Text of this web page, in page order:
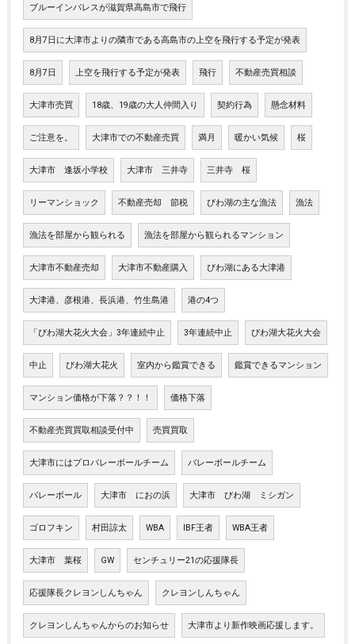
ブルーインパレスが滋賀県高島市で飛行
8月7日に大津市よりの隣市である高島市の上空を飛行する予定が発表
8月7日 上空を飛行する予定が発表 飛行 不動産売買相談
大津市売買 18歳、19歳の大人仲間入り 契約行為 懸念材料
ご注意を。 大津市での不動産売買 満月 暖かい気候 桜
大津市 逢坂小学校 大津市 三井寺 三井寺 桜
リーマンショック 不動産売却 節税 びわ湖の主な漁法 漁法
漁法を部屋から観られる 漁法を部屋から観られるマンション
大津市不動産売却 大津市不動産購入 びわ湖にある大津港
大津港、彦根港、長浜港、竹生島港 港の4つ
「びわ湖大花火大会」3年連続中止 3年連続中止 びわ湖大花火大会
中止 びわ湖大花火 室内から鑑賞できる 鑑賞できるマンション
マンション価格が下落？？！！ 価格下落
不動産売買買取相談受付中 売買買取
大津市にはプロバレーボールチーム バレーボールチーム
バレーボール 大津市 におの浜 大津市 びわ湖 ミシガン
ゴロフキン 村田諒太 WBA IBF王者 WBA王者
大津市 葉桜 GW センチュリー21の応援隊長
応援隊長クレヨンしんちゃん クレヨンしんちゃん
クレヨンしんちゃんからのお知らせ 大津市より新作映画応援します。